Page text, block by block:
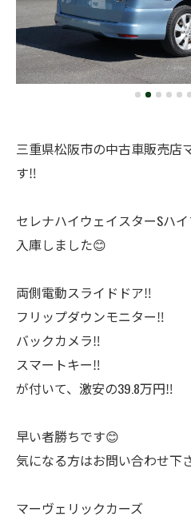
三重県松阪市の中古車販売店
す‼️
セレナハイウェイスターSハ
入庫しました😊
両側電動スライドドア‼️
フリップダウンモニター‼️
バックカメラ‼️
スマートキー‼️
が付いて、激安の39.8万円‼️
早い者勝ちです😊
気になる方はお問い合わせ下
マーヴェリックカーズ